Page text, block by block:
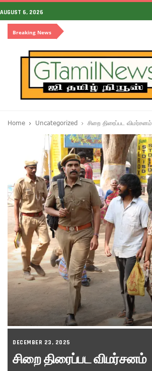
AUGUST 6, 2026
Breaking News
Home Uncategorized சிறை திரைப்பட விமர்சனம்
DECEMBER 23, 2025
சிறை திரைப்பட விமர்சனம்